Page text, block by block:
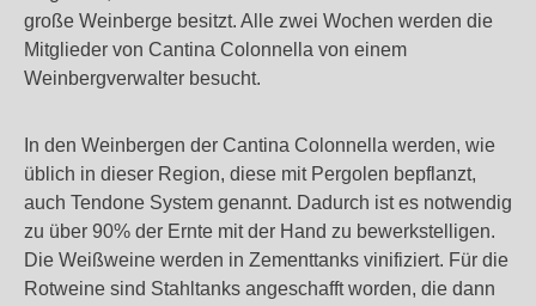
große Weinberge besitzt. Alle zwei Wochen werden die
Mitglieder von Cantina Colonnella von einem
Weinbergverwalter besucht.
In den Weinbergen der Cantina Colonnella werden, wie
üblich in dieser Region, diese mit Pergolen bepflanzt,
auch Tendone System genannt. Dadurch ist es notwendig
zu über 90% der Ernte mit der Hand zu bewerkstelligen.
Die Weißweine werden in Zementtanks vinifiziert. Für die
Rotweine sind Stahltanks angeschafft worden, die dann